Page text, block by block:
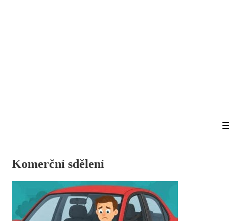
Komerční sdělení